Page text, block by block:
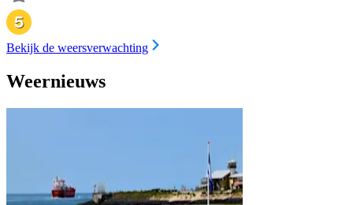
Bekijk de weersverwachting
Weernieuws